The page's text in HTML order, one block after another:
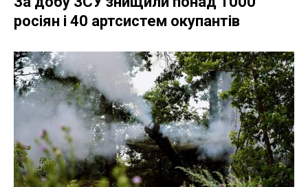
росіян і 40 артсистем окупантів